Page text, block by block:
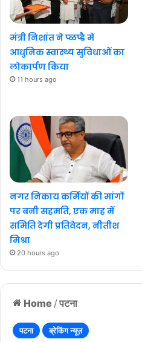
Home / पटना
पटना ब्रेकिंग न्यूज़
मंत्री निशांत ने प्ळप्डै में
आधुनिक स्वास्थ्य सुविधाओं का
लोकार्पण किया
11 hours ago
नगर निकाय कर्मियों की मांगों
पर बनी सहमति, एक माह में
समिति देगी प्रतिवेदन, नीतीश
मिश्रा
20 hours ago